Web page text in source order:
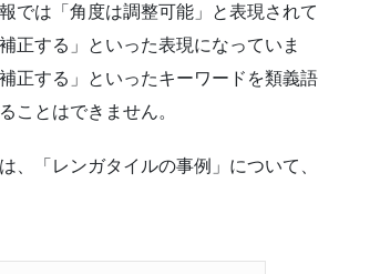
では「角度は調整可能」と表現されて
正する」といった表現になっていま
正する」といったキーワードを類義語
ことはできません。
、「レンガタイルの事例」について、